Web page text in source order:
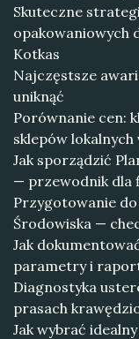
Skuteczne
opakowaniowych
Kotkas
Najczęstsze
uniknąć
Porównanie cen:
sklepów lokalnych
Jak sporządzić
— przewodnik dla
Przygotowanie
Środowiska —
Jak
parametry i
Diagnostyka
prasach
Jak wybrać